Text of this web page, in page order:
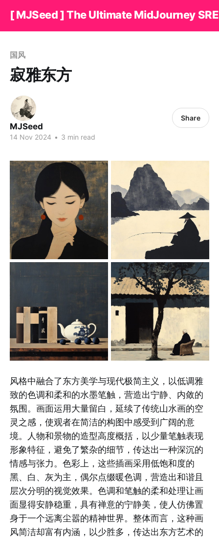
[ MJSeed ] The Ultimate MidJourney
国风
寂雅东方
MJSeed
14 Nov 2024 • 3 min read
Share
风格中融合了东方美学与现代极简主义，以低调雅
致的色调和柔和的水墨笔触，营造出宁静、内敛的
氛围。画面运用大量留白，延续了传统山水画的空
灵之感，使观者在简洁的构图中感受到广阔的意
境。人物和景物的造型高度概括，以少量笔触表现
形象特征，避免了繁杂的细节，传达出一种深沉的
情感与张力。色彩上，这些插画采用低饱和度的
黑、白、灰为主，偶尔点缀暖色调，营造出和谐且
层次分明的视觉效果。色调和笔触的柔和处理让画
面显得安静稳重，具有禅意的宁静美，使人仿佛置
身于一个远离尘嚣的精神世界。整体而言，这种画
风简洁却富有内涵，以少胜多，传达出东方艺术的